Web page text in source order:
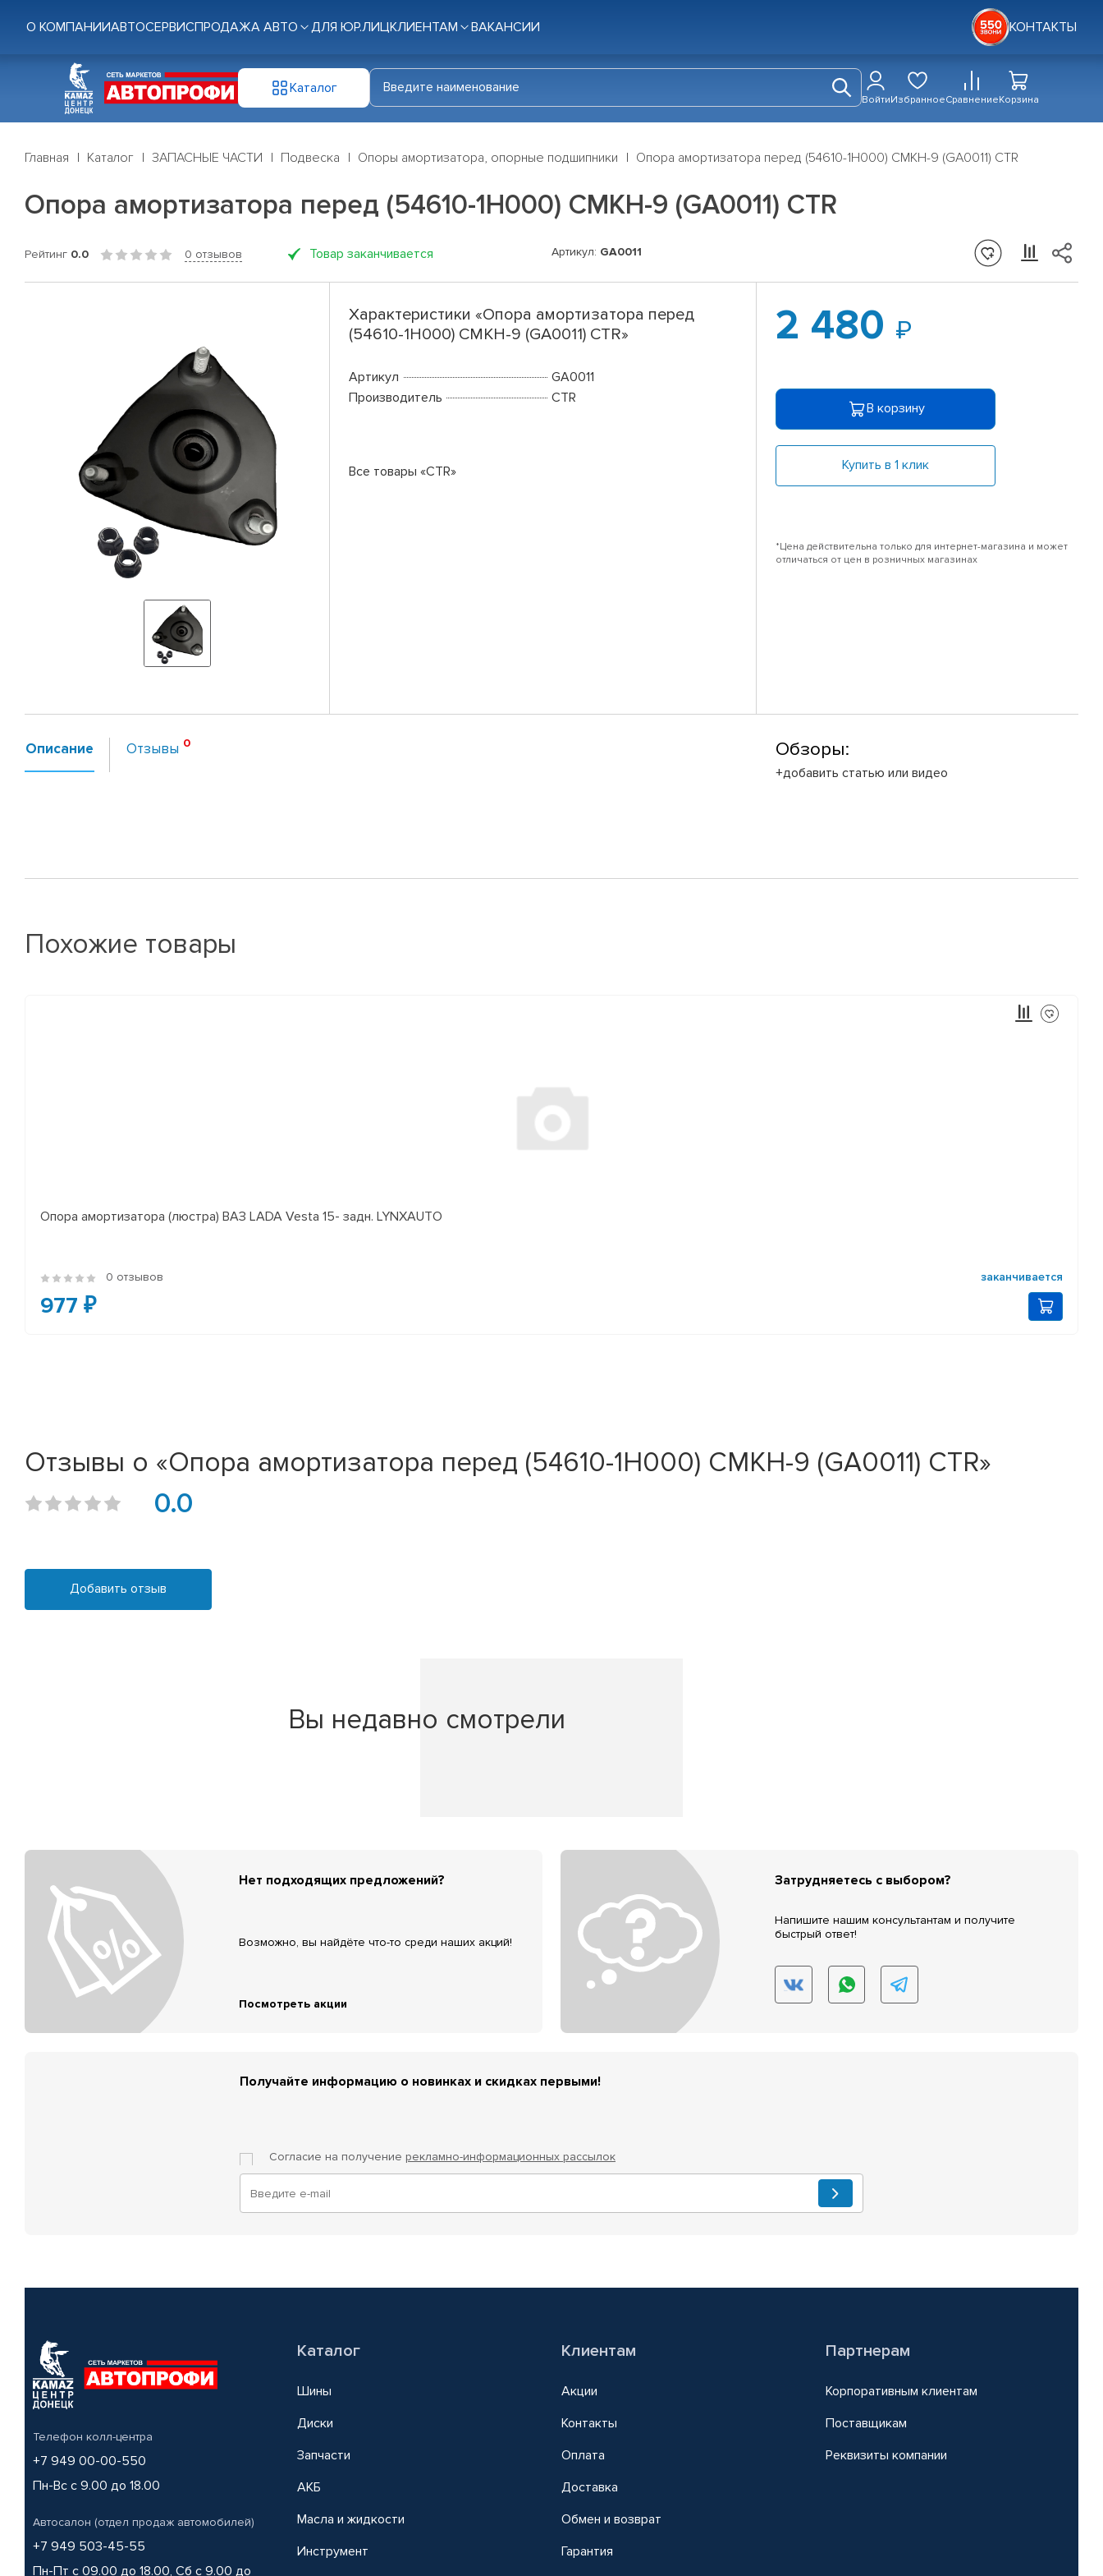
О КОМПАНИИАВТОСЕРВИСПРОДАЖА АВТО ДЛЯ ЮР.ЛИЦКЛИЕНТАМ ВАКАНСИИ КОНТАКТЫ
Каталог
ВойтиИзбранноеСравнениеКорзина
Главная Каталог ЗАПАСНЫЕ ЧАСТИ Подвеска Опоры амортизатора, опорные подшипники Опора амортизатора перед (54610-1H000) CMKH-9 (GA0011) CTR
Опора амортизатора перед (54610-1H000) CMKH-9 (GA0011) CTR
Рейтинг 0.0 0 отзывов Товар заканчивается Артикул: GA0011
Характеристики «Опора амортизатора перед
(54610-1H000) CMKH-9 (GA0011) CTR»
Артикул
GA0011
Производитель
CTR
Все товары «CTR»
2 480
В корзину
Купить в 1 клик
*Цена действительна только для интернет-магазина и может
отличаться от цен в розничных магазинах
Описание Отзывы Обзоры:
+добавить статью или видео
Похожие товары
Опора амортизатора (люстра) ВАЗ LADA Vesta 15- задн. LYNXAUTO
0 отзывов заканчивается
977 ₽
Отзывы о «Опора амортизатора перед (54610-1H000) CMKH-9 (GA0011) CTR»
0.0
Добавить отзыв
Вы недавно смотрели
Нет подходящих предложений?
Возможно, вы найдёте что-то среди наших акций!
Посмотреть акции
Затрудняетесь с выбором?
Напишите нашим консультантам и получите
быстрый ответ!
Получайте информацию о новинках и скидках первыми!
Согласие на получение рекламно-информационных рассылок
Телефон колл-центра
+7 949 00-00-550
Пн-Вс с 9.00 до 18.00
Автосалон (отдел продаж автомобилей)
+7 949 503-45-55
Пн-Пт с 09.00 до 18.00, Сб с 9.00 до
Каталог
Шины
Диски
Запчасти
АКБ
Масла и жидкости
Инструмент
Клиентам
Акции
Контакты
Оплата
Доставка
Обмен и возврат
Гарантия
Партнерам
Корпоративным клиентам
Поставщикам
Реквизиты компании